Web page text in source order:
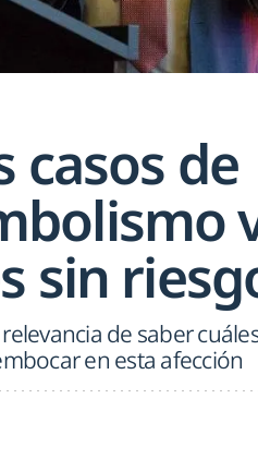
casos de
sin
de saber
en esta afección